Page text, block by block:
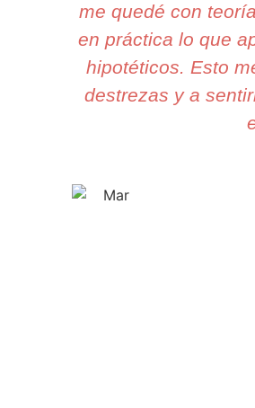
me quedé con
en práctica lo que
hipotéticos. Esto
destrezas y a